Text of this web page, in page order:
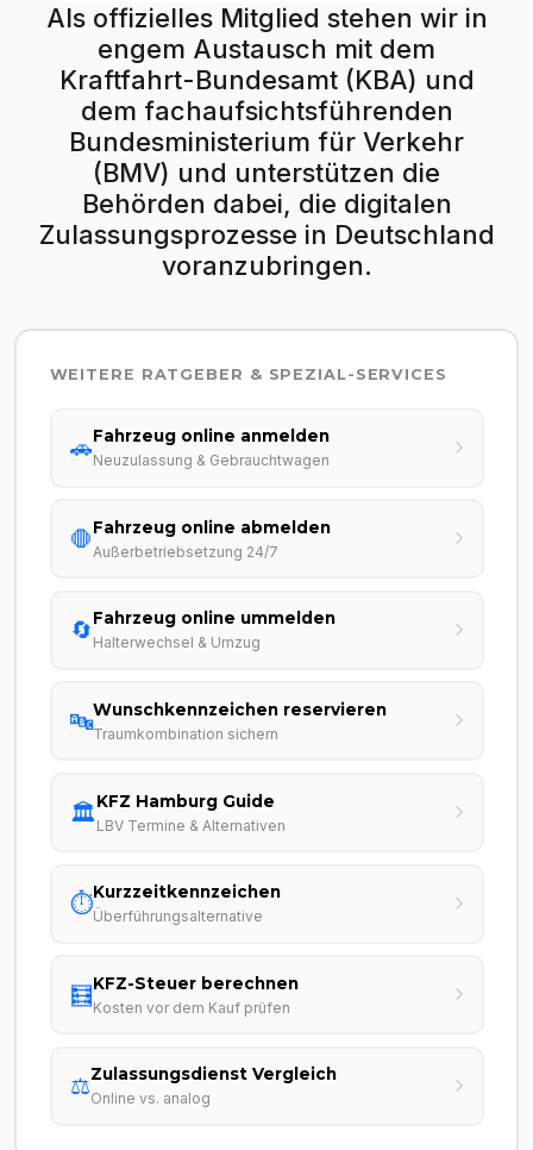
Als offizielles Mitglied stehen wir in
engem Austausch mit dem
Kraftfahrt-Bundesamt (KBA) und
dem fachaufsichtsführenden
Bundesministerium für Verkehr
(BMV) und unterstützen die
Behörden dabei, die digitalen
Zulassungsprozesse in Deutschland
voranzubringen.
WEITERE RATGEBER & SPEZIAL-SERVICES
🚗Fahrzeug online anmelden
Neuzulassung & Gebrauchtwagen
🛑Fahrzeug online abmelden
Außerbetriebsetzung 24/7
🔄Fahrzeug online ummelden
Halterwechsel & Umzug
🔤Wunschkennzeichen reservieren
Traumkombination sichern
🏛️KFZ Hamburg Guide
LBV Termine & Alternativen
⏱️Kurzzeitkennzeichen
Überführungsalternative
🧮KFZ-Steuer berechnen
Kosten vor dem Kauf prüfen
⚖️Zulassungsdienst Vergleich
Online vs. analog